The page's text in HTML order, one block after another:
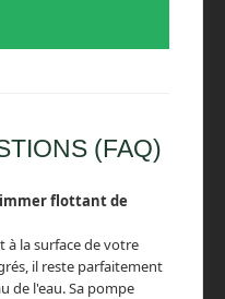
(FAQ)
flottant de
à la surface de votre
il reste parfaitement
de l'eau. Sa pompe